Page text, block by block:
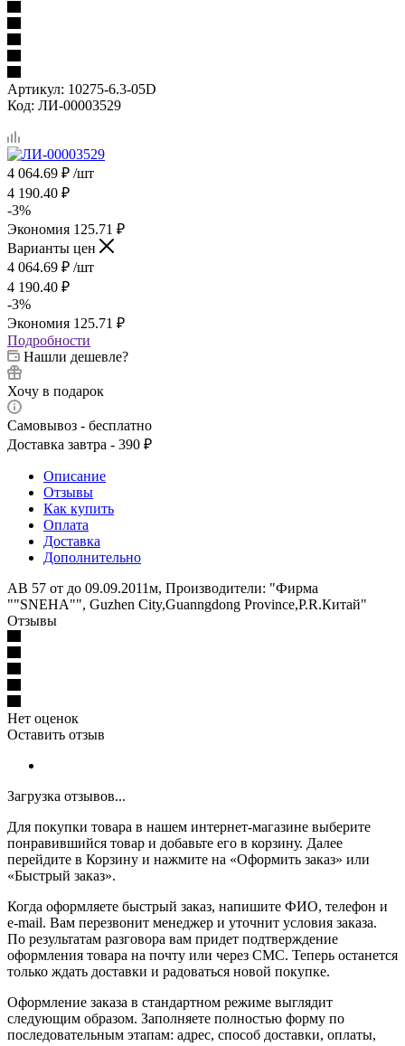
Артикул: 10275-6.3-05D
Код: ЛИ-00003529
4 064.69 ₽ /шт
4 190.40 ₽
-3%
Экономия 125.71 ₽
Варианты цен
4 064.69 ₽ /шт
4 190.40 ₽
-3%
Экономия 125.71 ₽
Подробности
Нашли дешевле?
Хочу в подарок
Самовывоз - бесплатно
Доставка завтра - 390 ₽
Описание
Отзывы
Как купить
Оплата
Доставка
Дополнительно
АВ 57 от до 09.09.2011м, Производители: "Фирма
""SNEHA"", Guzhen City,Guanngdong Province,P.R.Китай"
Отзывы
Нет оценок
Оставить отзыв
Загрузка отзывов...
Для покупки товара в нашем интернет-магазине выберите
понравившийся товар и добавьте его в корзину. Далее
перейдите в Корзину и нажмите на «Оформить заказ» или
«Быстрый заказ».
Когда оформляете быстрый заказ, напишите ФИО, телефон и
e-mail. Вам перезвонит менеджер и уточнит условия заказа.
По результатам разговора вам придет подтверждение
оформления товара на почту или через СМС. Теперь останется
только ждать доставки и радоваться новой покупке.
Оформление заказа в стандартном режиме выглядит
следующим образом. Заполняете полностью форму по
последовательным этапам: адрес, способ доставки, оплаты,